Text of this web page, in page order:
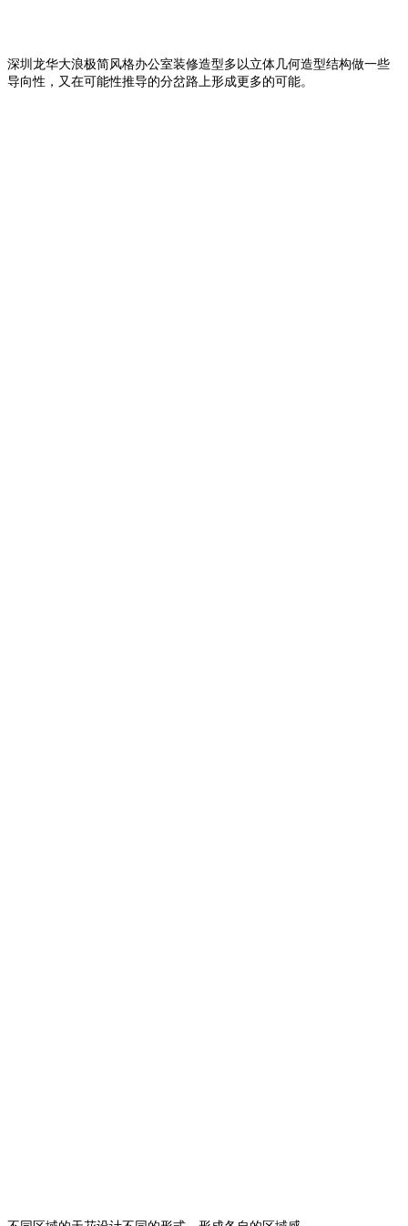
深圳龙华大浪极简风格办公室装修造型多以立体几何造型结构做一些
导向性，又在可能性推导的分岔路上形成更多的可能。